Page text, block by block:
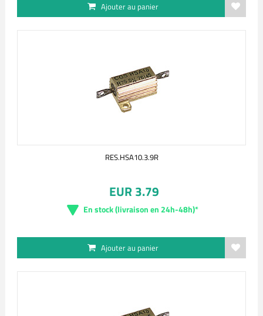
Ajouter au panier
RES.HSA10.3.9R
EUR 3.79
En stock (livraison en 24h-48h)*
Ajouter au panier